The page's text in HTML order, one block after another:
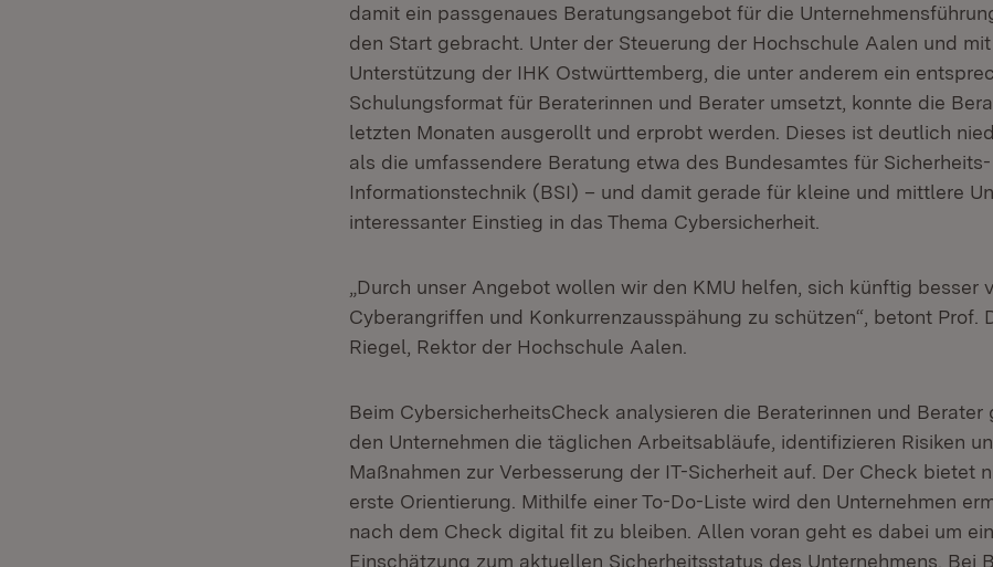
damit ein passgenaues Beratungsangebot für die
den Start gebracht. Unter der Steuerung der Hochschule Aalen und
Unterstützung der IHK Ostwürttemberg, die unter anderem ein
Schulungsformat für Beraterinnen und Berater umsetzt, konnte die
letzten Monaten ausgerollt und erprobt werden. Dieses ist deutlich
als die umfassendere Beratung etwa des Bundesamtes für
Informationstechnik (BSI) – und damit gerade für kleine und mittlere
interessanter Einstieg in das Thema Cybersicherheit.
„Durch unser Angebot wollen wir den KMU helfen, sich künftig besser
Cyberangriffen und Konkurrenzausspähung zu schützen“, betont Prof.
Riegel, Rektor der Hochschule Aalen.
Beim CybersicherheitsCheck analysieren die Beraterinnen und Berater
den Unternehmen die täglichen Arbeitsabläufe, identifizieren Risiken
Maßnahmen zur Verbesserung der IT-Sicherheit auf. Der Check bietet
erste Orientierung. Mithilfe einer To-Do-Liste wird den Unternehmen
nach dem Check digital fit zu bleiben. Allen voran geht es dabei um
Einschätzung zum aktuellen Sicherheitsstatus des Unternehmens. Bei